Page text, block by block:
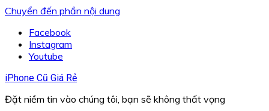
Chuyển đến phần nội dung
Facebook
Instagram
Youtube
iPhone Cũ Giá Rẻ
Đặt niềm tin vào chúng tôi, bạn sẽ không thất vọng